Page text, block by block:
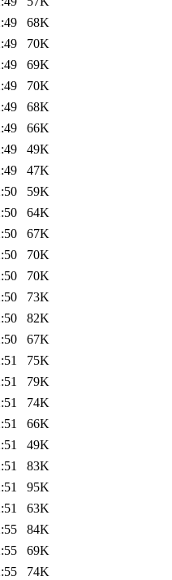
68K
70K
69K
70K
68K
66K
49K
47K
59K
64K
67K
70K
70K
73K
82K
67K
75K
79K
74K
66K
49K
83K
95K
63K
84K
69K
74K